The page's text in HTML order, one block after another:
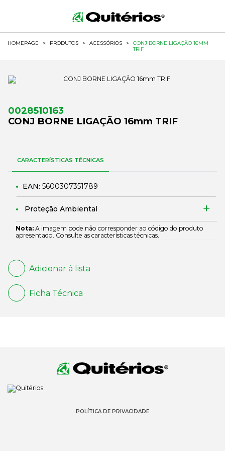
HOMEPAGE > PRODUTOS > ACESSÓRIOS >
CONJ BORNE LIGAÇÃO 16MM
TRIF
0028510163
CONJ BORNE LIGAÇÃO 16mm TRIF
CARACTERÍSTICAS TÉCNICAS
EAN: 5600307351789
Proteção Ambiental
Nota: A imagem pode não corresponder ao código do produto
apresentado. Consulte as características técnicas.
Adicionar à lista
Ficha Técnica
POLÍTICA DE PRIVACIDADE